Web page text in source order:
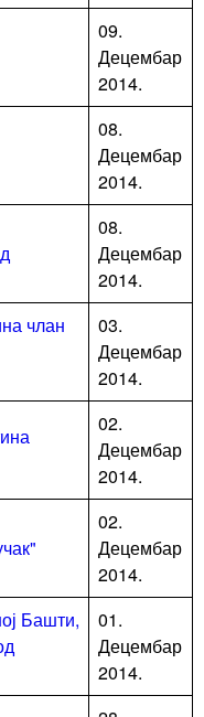
09.
Децембар
2014.
08.
Децембар
2014.
08.
Децембар
2014.
члан
03.
Децембар
2014.
02.
Децембар
2014.
02.
Децембар
2014.
Башти,
01.
Децембар
2014.